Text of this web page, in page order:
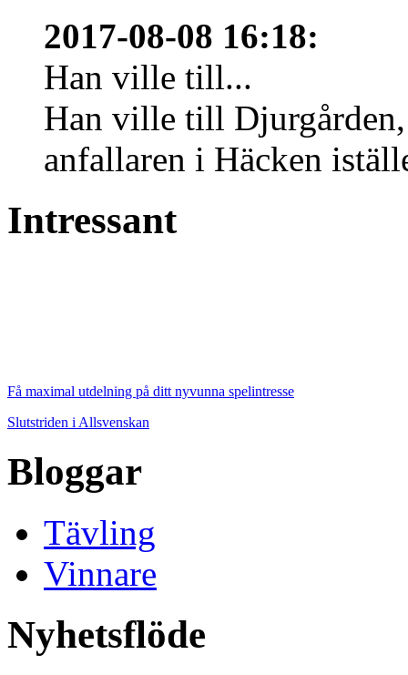
2017-08-08 16:18:
Han ville till...
Han ville till Djurgården,
anfallaren i Häcken
Intressant
Få maximal utdelning på ditt nyvunna spelintresse
Slutstriden i Allsvenskan
Bloggar
Tävling
Vinnare
Nyhetsflöde